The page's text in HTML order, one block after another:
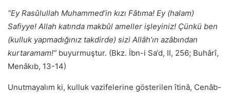
“Ey Rasûlullah Muhammed’in kızı Fâtıma! Ey (halam)
Safiyye! Allah katında makbûl ameller işleyiniz! Çünkü ben
(kulluk yapmadığınız takdirde) sizi Allâh’ın azâbından
kurtaramam!” buyurmuştur. (Bkz. İbn-i Sa‘d, II, 256; Buhârî,
Menâkıb, 13-14)
Unutmayalım ki, kulluk vazifelerine gösterilen îtinâ, Cenâb-